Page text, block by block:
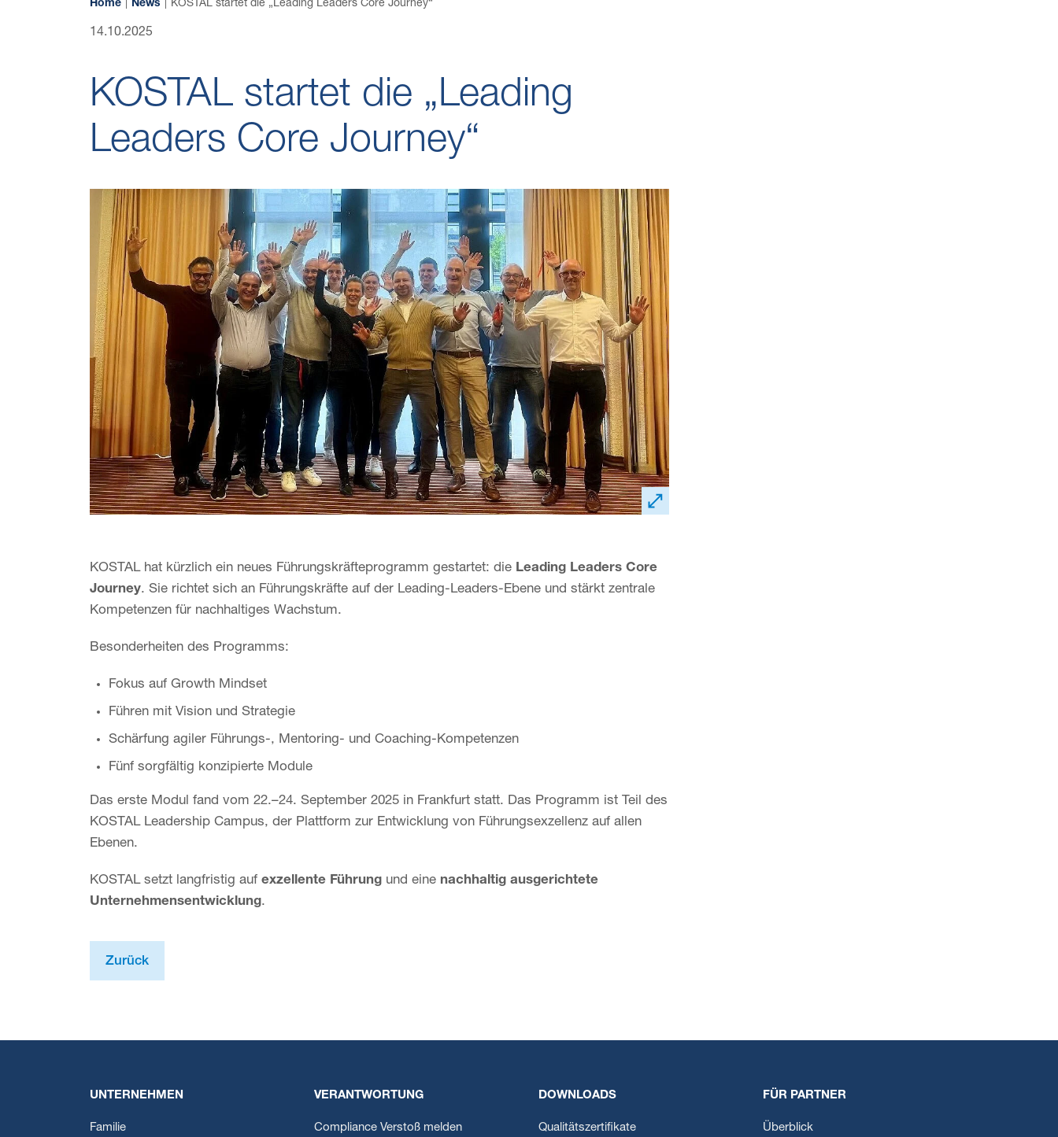
Home News KOSTAL startet die „Leading Leaders Core Journey“
14.10.2025
KOSTAL startet die „Leading
Leaders Core Journey“
KOSTAL hat kürzlich ein neues Führungskräfteprogramm gestartet: die Leading Leaders Core
Journey. Sie richtet sich an Führungskräfte auf der Leading-Leaders-Ebene und stärkt zentrale
Kompetenzen für nachhaltiges Wachstum.
Besonderheiten des Programms:
Fokus auf Growth Mindset
Führen mit Vision und Strategie
Schärfung agiler Führungs-, Mentoring- und Coaching-Kompetenzen
Fünf sorgfältig konzipierte Module
Das erste Modul fand vom 22.–24. September 2025 in Frankfurt statt. Das Programm ist Teil des
KOSTAL Leadership Campus, der Plattform zur Entwicklung von Führungsexzellenz auf allen
Ebenen.
KOSTAL setzt langfristig auf exzellente Führung und eine nachhaltig ausgerichtete
Unternehmensentwicklung.
Zurück
UNTERNEHMEN
Familie
VERANTWORTUNG
Compliance Verstoß melden
DOWNLOADS
Qualitätszertifikate
FÜR PARTNER
Überblick